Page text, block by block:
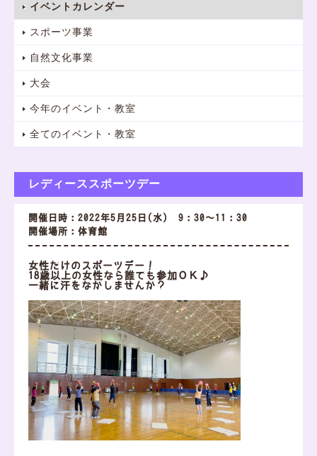
イベントカレンダー
スポーツ事業
自然文化事業
大会
今年のイベント・教室
全てのイベント・教室
レディーススポーツデー
開催日時：2022年5月25日(水) 9：30～11：30
開催場所：体育館
女性だけのスポーツデー！
18歳以上の女性なら誰でも参加ＯＫ♪
一緒に汗をながしませんか？